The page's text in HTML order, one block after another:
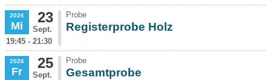
2026
Mi
23
Sept.
19:45 - 21:30
Registerprobe Holz
Probe
2026
Fr
25
Sept.
Gesamtprobe
Probe